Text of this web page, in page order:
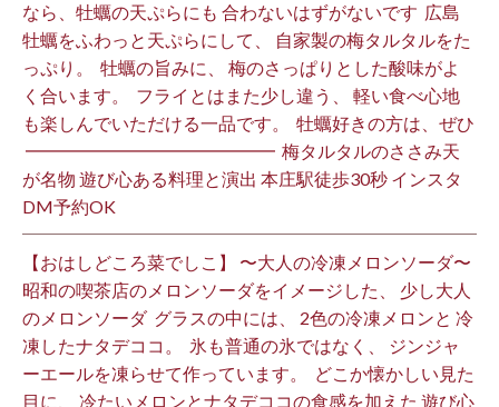
なら、牡蠣の天ぷらにも 合わないはずがないです ⁡ 広島
牡蠣をふわっと天ぷらにして、 自家製の梅タルタルをた
っぷり。 ⁡ 牡蠣の旨みに、 梅のさっぱりとした酸味がよ
く合います。 ⁡ フライとはまた少し違う、 軽い食べ心地
も楽しんでいただける一品です。 ⁡ 牡蠣好きの方は、ぜひ
⁡ ━━━━━━━━━━━━━━ ⁡ 梅タルタルのささみ天
が名物 遊び心ある料理と演出 本庄駅徒歩30秒 インスタ
DM予約OK ⁡
【おはしどころ菜でしこ】 〜大人の冷凍メロンソーダ〜 ⁡
昭和の喫茶店のメロンソーダをイメージした、 少し大人
のメロンソーダ ⁡ グラスの中には、 2色の冷凍メロンと 冷
凍したナタデココ。 ⁡ 氷も普通の氷ではなく、 ジンジャ
ーエールを凍らせて作っています。 ⁡ どこか懐かしい見た
目に、 冷たいメロンとナタデココの食感を加えた 遊び心